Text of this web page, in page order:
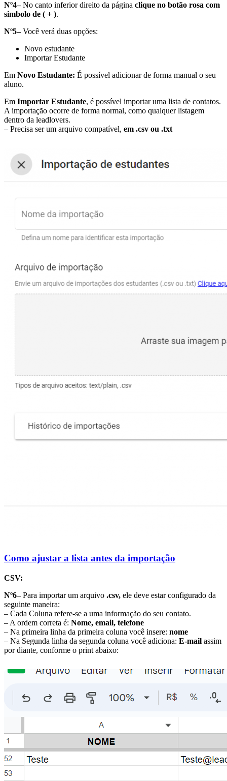
Nº4–No canto inferior direito da página clique no botão rosa com
simbolo de ( + ).
Nº5–Você verá duas opções:
Novo estudante
Importar Estudante
Em Novo Estudante: É possível adicionar de forma manual o seu
aluno.
Em Importar Estudante, é possível importar uma lista de contatos.
A importação ocorre de forma normal, como qualquer listagem
dentro da leadlovers.
– Precisa ser um arquivo compatível, em .csv ou .txt
Como ajustar a lista antes da importação
CSV:
Nº6–Para importar um arquivo .csv, ele deve estar configurado da
seguinte maneira:
– Cada Coluna refere-se a uma informação do seu contato.
– A ordem correta é: Nome, email, telefone
– Na primeira linha da primeira coluna você insere: nome
– Na Segunda linha da segunda coluna você adiciona: E-mail assim
por diante, conforme o print abaixo: